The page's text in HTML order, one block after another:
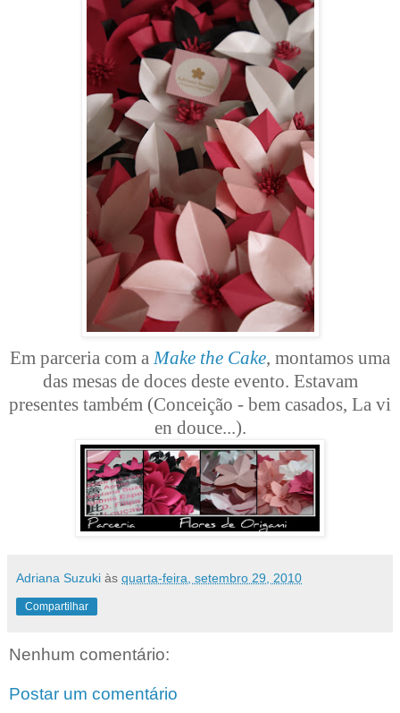
Em parceria com a Make the Cake, montamos uma
das mesas de doces deste evento. Estavam
presentes também (Conceição - bem casados, La vi
en douce...).
Adriana Suzuki às quarta-feira, setembro 29, 2010
Compartilhar
Nenhum comentário:
Postar um comentário